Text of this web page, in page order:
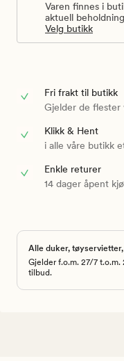
Varen finnes i
aktuell beholdning
Velg butikk
Fri frakt til butikk
Gjelder de flester
Klikk & Hent
i alle våre butikk
Enkle returer
14 dager åpent
Alle duker,
Gjelder f.o.m. 27/7
tilbud.